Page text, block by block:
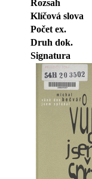
Rozsah
Klíčová slova
Počet ex.
Druh dok.
Signatura